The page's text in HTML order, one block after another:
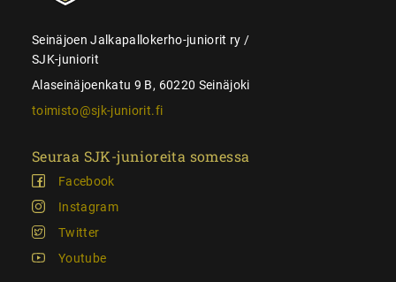
Seinäjoen Jalkapallokerho-juniorit ry /
SJK-juniorit
Alaseinäjoenkatu 9 B, 60220 Seinäjoki
toimisto@sjk-juniorit.fi
Seuraa SJK-junioreita somessa
Facebook
Instagram
Twitter
Youtube